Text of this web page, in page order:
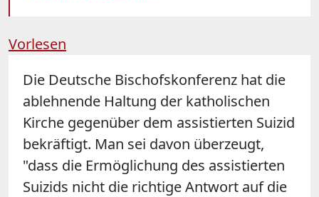
Vorlesen
Die Deutsche Bischofskonferenz hat die
ablehnende Haltung der katholischen
Kirche gegenüber dem assistierten Suizid
bekräftigt. Man sei davon überzeugt,
"dass die Ermöglichung des assistierten
Suizids nicht die richtige Antwort auf die